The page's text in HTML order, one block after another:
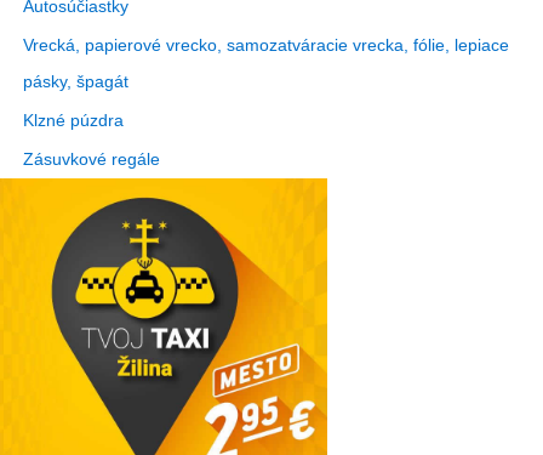
Autosúčiastky
Vrecká, papierové vrecko, samozatváracie vrecka, fólie, lepiace
pásky, špagát
Klzné púzdra
Zásuvkové regále